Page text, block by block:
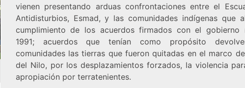
vienen presentando arduas confrontaciones entre el
Antidisturbios, Esmad, y las comunidades indígenas que
cumplimiento de los acuerdos firmados con el gobierno
1991; acuerdos que tenían como propósito
comunidades las tierras que fueron quitadas en el marco
del Nilo, por los desplazamientos forzados, la violencia
apropiación por terratenientes.